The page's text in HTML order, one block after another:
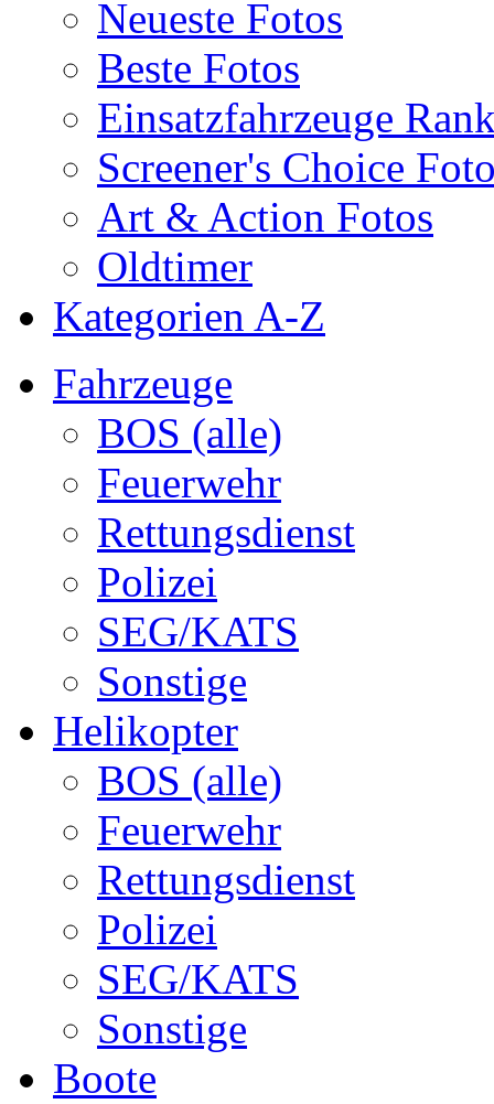
Neueste Fotos
Beste Fotos
Einsatzfahrzeuge
Screener's Choice
Art & Action Fotos
Oldtimer
Kategorien A-Z
Fahrzeuge
BOS (alle)
Feuerwehr
Rettungsdienst
Polizei
SEG/KATS
Sonstige
Helikopter
BOS (alle)
Feuerwehr
Rettungsdienst
Polizei
SEG/KATS
Sonstige
Boote